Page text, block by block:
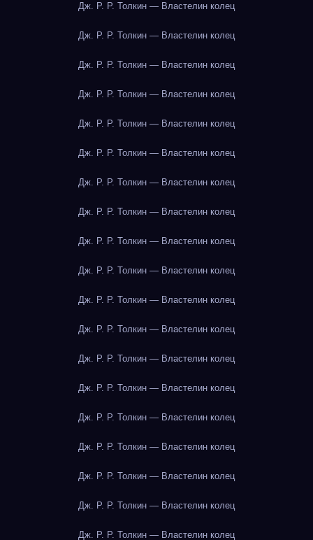
Дж. Р. Р. Толкин — Властелин колец
Дж. Р. Р. Толкин — Властелин колец
Дж. Р. Р. Толкин — Властелин колец
Дж. Р. Р. Толкин — Властелин колец
Дж. Р. Р. Толкин — Властелин колец
Дж. Р. Р. Толкин — Властелин колец
Дж. Р. Р. Толкин — Властелин колец
Дж. Р. Р. Толкин — Властелин колец
Дж. Р. Р. Толкин — Властелин колец
Дж. Р. Р. Толкин — Властелин колец
Дж. Р. Р. Толкин — Властелин колец
Дж. Р. Р. Толкин — Властелин колец
Дж. Р. Р. Толкин — Властелин колец
Дж. Р. Р. Толкин — Властелин колец
Дж. Р. Р. Толкин — Властелин колец
Дж. Р. Р. Толкин — Властелин колец
Дж. Р. Р. Толкин — Властелин колец
Дж. Р. Р. Толкин — Властелин колец
Дж. Р. Р. Толкин — Властелин колец